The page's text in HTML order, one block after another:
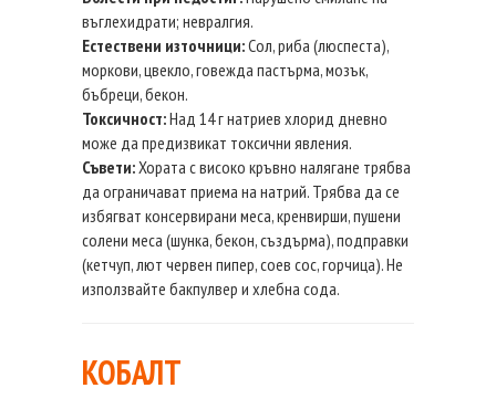
въглехидрати; невралгия.
Естествени източници:Сол, риба (люспеста),
моркови, цвекло, говежда пастърма, мозък,
бъбреци, бекон.
Токсичност:Над 14 г натриев хлорид дневно
може да предизвикат токсични явления.
Съвети:Хората с високо кръвно налягане трябва
да ограничават приема на натрий. Трябва да се
избягват консервирани меса, кренвирши, пушени
солени меса (шунка, бекон, създърма), подправки
(кетчуп, лют червен пипер, соев сос, горчица). Не
използвайте бакпулвер и хлебна сода.
КОБАЛТ